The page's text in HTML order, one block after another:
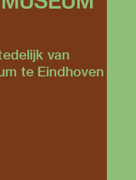
van
te Eindhoven